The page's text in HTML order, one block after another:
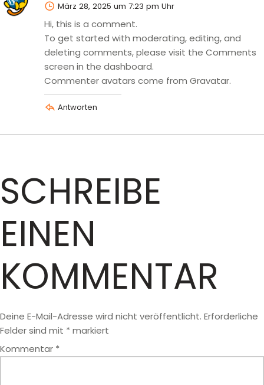
März 28, 2025 um 7:23 pm Uhr
Hi, this is a comment.
To get started with moderating, editing, and
deleting comments, please visit the Comments
screen in the dashboard.
Commenter avatars come from Gravatar.
Antworten
SCHREIBE
EINEN
KOMMENTAR
Deine E-Mail-Adresse wird nicht veröffentlicht. Erforderliche
Felder sind mit * markiert
Kommentar *